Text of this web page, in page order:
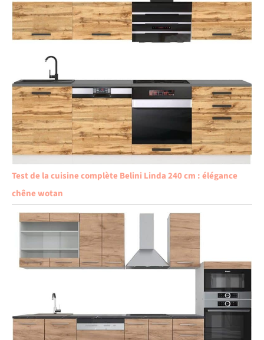
Test de la cuisine complète Belini Linda 240 cm : élégance
chêne wotan